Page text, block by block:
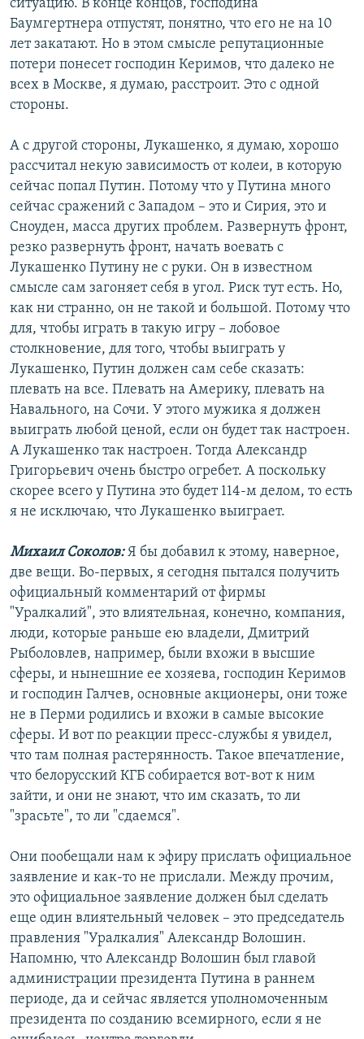
ситуацию. В конце концов, господина
Баумгертнера отпустят, понятно, что его не на 10
лет закатают. Но в этом смысле репутационные
потери понесет господин Керимов, что далеко не
всех в Москве, я думаю, расстроит. Это с одной
стороны.
А с другой стороны, Лукашенко, я думаю, хорошо
рассчитал некую зависимость от колеи, в которую
сейчас попал Путин. Потому что у Путина много
сейчас сражений с Западом – это и Сирия, это и
Сноуден, масса других проблем. Развернуть фронт,
резко развернуть фронт, начать воевать с
Лукашенко Путину не с руки. Он в известном
смысле сам загоняет себя в угол. Риск тут есть. Но,
как ни странно, он не такой и большой. Потому что
для, чтобы играть в такую игру – лобовое
столкновение, для того, чтобы выиграть у
Лукашенко, Путин должен сам себе сказать:
плевать на все. Плевать на Америку, плевать на
Навального, на Сочи. У этого мужика я должен
выиграть любой ценой, если он будет так настроен.
А Лукашенко так настроен. Тогда Александр
Григорьевич очень быстро огребет. А поскольку
скорее всего у Путина это будет 114-м делом, то есть
я не исключаю, что Лукашенко выиграет.
Михаил Соколов:Я бы добавил к этому, наверное,
две вещи. Во-первых, я сегодня пытался получить
официальный комментарий от фирмы
"Уралкалий", это влиятельная, конечно, компания,
люди, которые раньше ею владели, Дмитрий
Рыболовлев, например, были вхожи в высшие
сферы, и нынешние ее хозяева, господин Керимов
и господин Галчев, основные акционеры, они тоже
не в Перми родились и вхожи в самые высокие
сферы. И вот по реакции пресс-службы я увидел,
что там полная растерянность. Такое впечатление,
что белорусский КГБ собирается вот-вот к ним
зайти, и они не знают, что им сказать, то ли
"зрасьте", то ли "сдаемся".
Они пообещали нам к эфиру прислать официальное
заявление и как-то не прислали. Между прочим,
это официальное заявление должен был сделать
еще один влиятельный человек – это председатель
правления "Уралкалия" Александр Волошин.
Напомню, что Александр Волошин был главой
администрации президента Путина в раннем
периоде, да и сейчас является уполномоченным
президента по созданию всемирного, если я не